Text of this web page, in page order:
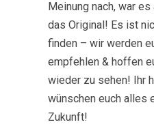
Meinung nach, war
das Original! Es ist
finden – wir werden
empfehlen & hoffen
wieder zu sehen! Ihr
wünschen euch alles
Zukunft!